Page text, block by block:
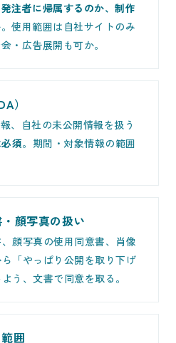
発注者に帰属するのか、制作
。使用範囲は自社サイトのみ
・広告展開も可か。
）
、自社の未公開情報を扱う
須。期間・対象情報の範囲
顔写真の扱い
、顔写真の使用同意書、肖像
「やっぱり公開を取り下げ
う、文書で同意を取る。
囲